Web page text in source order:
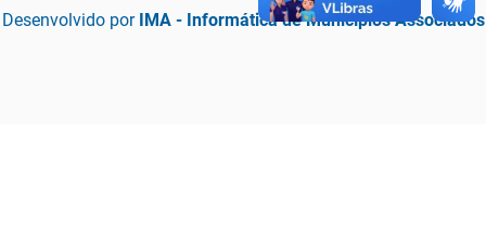
Desenvolvido por IMA - Informática de Municípios Associados